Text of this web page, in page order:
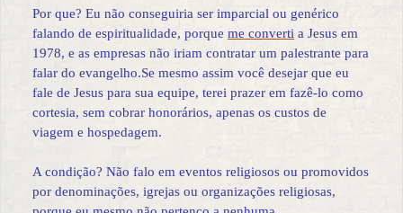
Por que? Eu não conseguiria ser imparcial ou genérico
falando de espiritualidade, porque me converti a Jesus em
1978, e as empresas não iriam contratar um palestrante para
falar do evangelho.Se mesmo assim você desejar que eu
fale de Jesus para sua equipe, terei prazer em fazê-lo como
cortesia, sem cobrar honorários, apenas os custos de
viagem e hospedagem.
A condição? Não falo em eventos religiosos ou promovidos
por denominações, igrejas ou organizações religiosas,